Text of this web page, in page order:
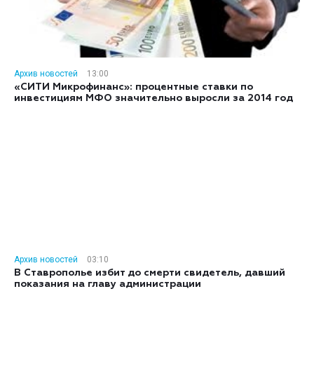
Архив новостей
13:00
«СИТИ Микрофинанс»: процентные ставки по
инвестициям МФО значительно выросли за 2014 год
Архив новостей
03:10
В Ставрополье избит до смерти свидетель, давший
показания на главу администрации